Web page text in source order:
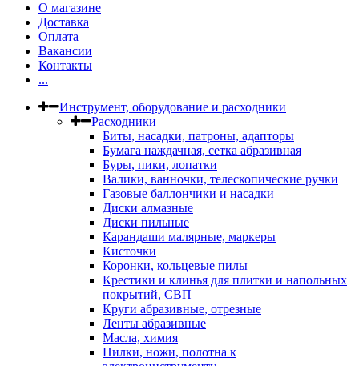
О магазине
Доставка
Оплата
Вакансии
Контакты
...
Инструмент, оборудование и расходники
Расходники
Биты, насадки, патроны, адапторы
Бумага наждачная, сетка абразивная
Буры, пики, лопатки
Валики, ванночки, телескопические ручки
Газовые баллончики и насадки
Диски алмазные
Диски пильные
Карандаши малярные, маркеры
Кисточки
Коронки, кольцевые пилы
Крестики и клинья для плитки и напольных
покрытий, СВП
Круги абразивные, отрезные
Ленты абразивные
Масла, химия
Пилки, ножи, полотна к